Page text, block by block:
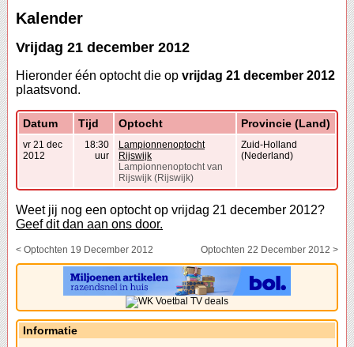
Kalender
Vrijdag 21 december 2012
Hieronder één optocht die op vrijdag 21 december 2012
plaatsvond.
Datum Tijd Optocht Provincie (Land)
vr 21 dec
2012
18:30
uur
Lampionnenoptocht
Rijswijk
Lampionnenoptocht van
Rijswijk (Rijswijk)
Zuid-Holland
(Nederland)
Weet jij nog een optocht op vrijdag 21 december 2012?
Geef dit dan aan ons door.
< Optochten 19 December 2012 Optochten 22 December 2012 >
Informatie